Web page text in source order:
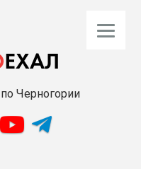
Черногории